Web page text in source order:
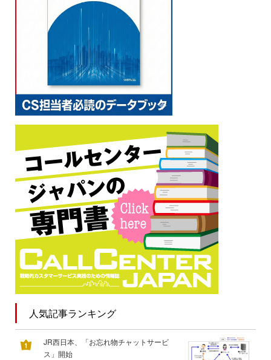
人気記事ランキング
JR西日本、「お忘れ物チャットサービ
ス」開始